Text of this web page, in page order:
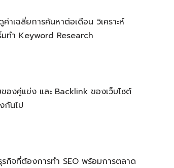
าเฉลี่ยการค้นหาต่อเดือน วิเคราะห์
มทำ Keyword Research
องคู่แข่ง และ Backlink ของเว็บไซต์
กันไป
รกิจที่ต้องการทำ SEO พร้อมการตลาด